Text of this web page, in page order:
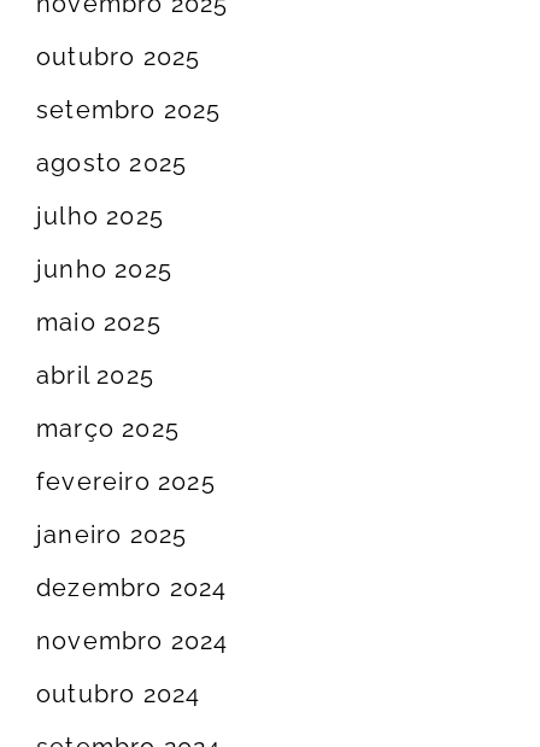
outubro 2025
setembro 2025
agosto 2025
julho 2025
junho 2025
maio 2025
abril 2025
março 2025
fevereiro 2025
janeiro 2025
dezembro 2024
novembro 2024
outubro 2024